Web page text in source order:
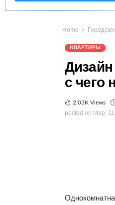
Home
КВАРТИРЫ
с чего
2.03K Views
posted on Мар.